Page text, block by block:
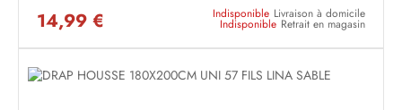
14,99 € Indisponible Livraison à domicile
Indisponible Retrait en magasin